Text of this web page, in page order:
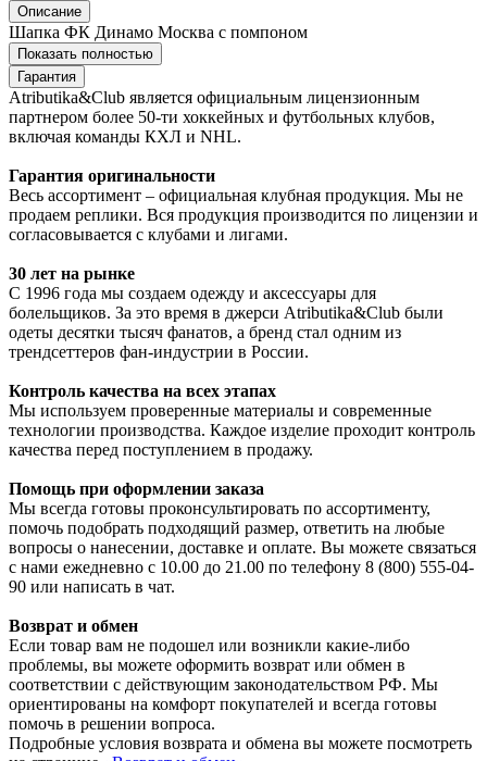
Описание
Шапка ФК Динамо Москва с помпоном
Показать полностью
Гарантия
Atributika&Club является официальным лицензионным
партнером более 50-ти хоккейных и футбольных клубов,
включая команды КХЛ и NHL.
Гарантия оригинальности
Весь ассортимент – официальная клубная продукция. Мы не
продаем реплики. Вся продукция производится по лицензии и
согласовывается с клубами и лигами.
30 лет на рынке
С 1996 года мы создаем одежду и аксессуары для
болельщиков. За это время в джерси Atributika&Club были
одеты десятки тысяч фанатов, а бренд стал одним из
трендсеттеров фан-индустрии в России.
Контроль качества на всех этапах
Мы используем проверенные материалы и современные
технологии производства. Каждое изделие проходит контроль
качества перед поступлением в продажу.
Помощь при оформлении заказа
Мы всегда готовы проконсультировать по ассортименту,
помочь подобрать подходящий размер, ответить на любые
вопросы о нанесении, доставке и оплате. Вы можете связаться
с нами ежедневно с 10.00 до 21.00 по телефону 8 (800) 555-04-
90 или написать в чат.
Возврат и обмен
Если товар вам не подошел или возникли какие-либо
проблемы, вы можете оформить возврат или обмен в
соответствии с действующим законодательством РФ. Мы
ориентированы на комфорт покупателей и всегда готовы
помочь в решении вопроса.
Подробные условия возврата и обмена вы можете посмотреть